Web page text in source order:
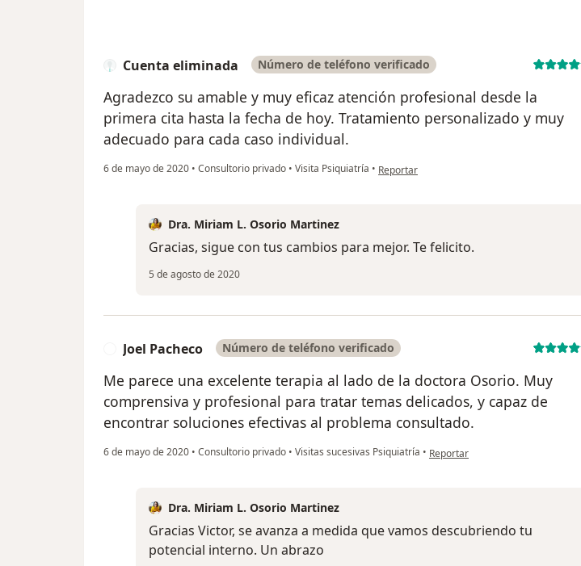
Cuenta eliminada Número de teléfono verificado
Agradezco su amable y muy eficaz atención profesional desde la
primera cita hasta la fecha de hoy. Tratamiento personalizado y muy
adecuado para cada caso individual.
6 de mayo de 2020 • Consultorio privado • Visita Psiquiatría • en opinión del usuario Cuenta eliminada
Reportar
Dra. Miriam L. Osorio Martinez
Gracias, sigue con tus cambios para mejor. Te felicito.
5 de agosto de 2020
Joel Pacheco Número de teléfono verificado
Me parece una excelente terapia al lado de la doctora Osorio. Muy
comprensiva y profesional para tratar temas delicados, y capaz de
encontrar soluciones efectivas al problema consultado.
6 de mayo de 2020 • Consultorio privado • Visitas sucesivas Psiquiatría • en opinión del usuario Joel Pacheco
Reportar
Dra. Miriam L. Osorio Martinez
Gracias Victor, se avanza a medida que vamos descubriendo tu
potencial interno. Un abrazo